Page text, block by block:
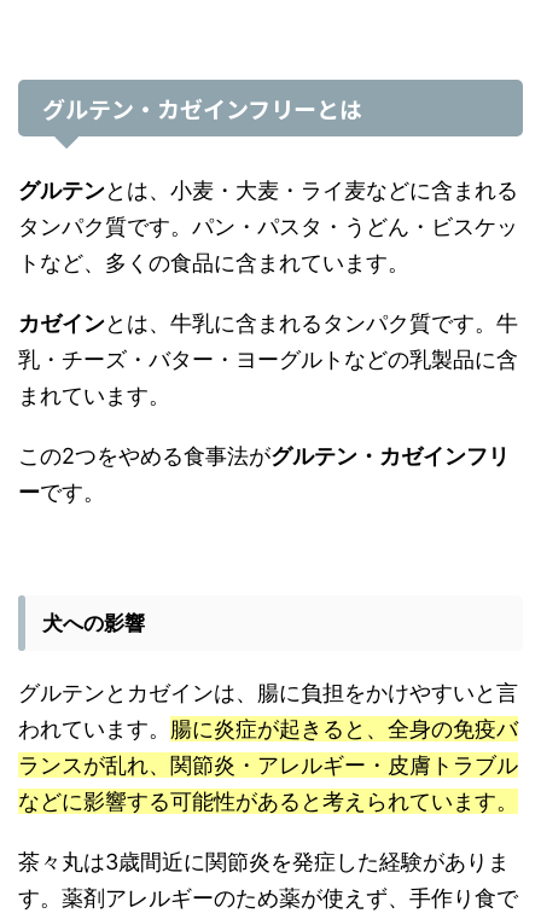
グルテン・カゼインフリーとは
グルテンとは、小麦・大麦・ライ麦などに含まれる
タンパク質です。パン・パスタ・うどん・ビスケッ
トなど、多くの食品に含まれています。
カゼインとは、牛乳に含まれるタンパク質です。牛
乳・チーズ・バター・ヨーグルトなどの乳製品に含
まれています。
この2つをやめる食事法がグルテン・カゼインフリ
ーです。
犬への影響
グルテンとカゼインは、腸に負担をかけやすいと言
われています。 腸に炎症が起きると、全身の免疫バ
ランスが乱れ、関節炎・アレルギー・皮膚トラブル
などに影響する可能性があると考えられています。
茶々丸は3歳間近に関節炎を発症した経験がありま
す。薬剤アレルギーのため薬が使えず、手作り食で